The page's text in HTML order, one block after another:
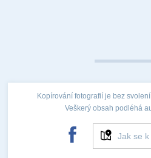
Kopírování fotografií je bez
Veškerý obsah podléhá
Jak se